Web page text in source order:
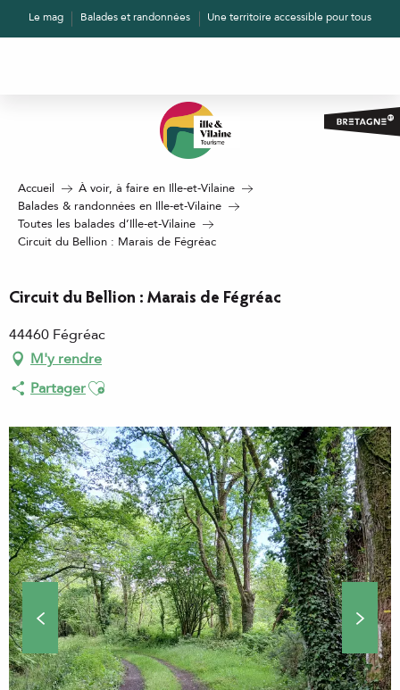
AllerLe mag Balades et randonnées Une territoire accessible pour tous
Accueil
À voir, à faire en Ille-et-Vilaine
Balades & randonnées en Ille-et-Vilaine
Toutes les balades d’Ille-et-Vilaine
Circuit du Bellion : Marais de Fégréac
Circuit du Bellion : Marais de Fégréac
44460 Fégréac
M'y rendre
PartagerAjouter aux favoris